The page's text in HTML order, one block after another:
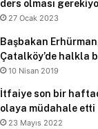
ders olması
27 Ocak 2023
Başbakan
Çatalköy’de halkla
10 Nisan 2019
İtfaiye son bir
olaya müdahale etti
23 Mayıs 2022